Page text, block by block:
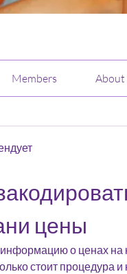
Members About
цены
о ценах на
стоит процедура